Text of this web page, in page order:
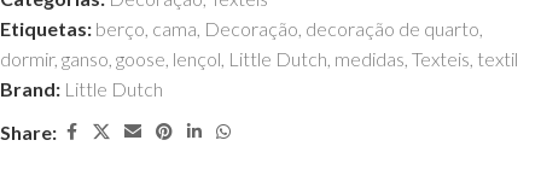
Etiquetas: berço, cama, Decoração, decoração de quarto,
dormir, ganso, goose, lençol, Little Dutch, medidas, Texteis, textil
Brand: Little Dutch
Share: